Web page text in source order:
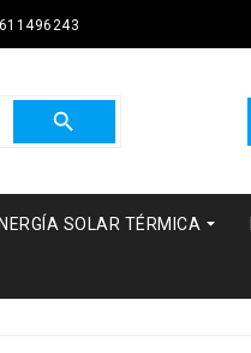

SOLAR TÉRMICA 